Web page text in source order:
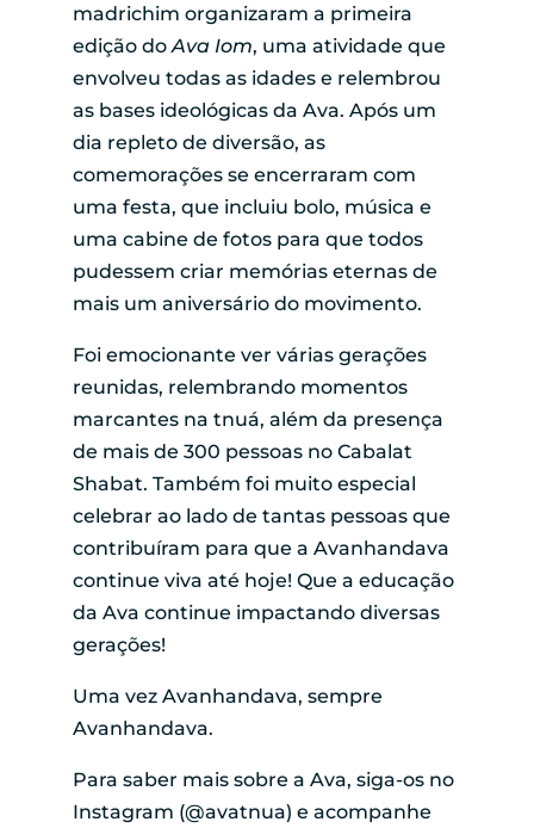
madrichim organizaram a primeira
edição doAva Iom, uma atividade que
envolveu todas as idades e relembrou
as bases ideológicas da Ava. Após um
dia repleto de diversão, as
comemorações se encerraram com
uma festa, que incluiu bolo, música e
uma cabine de fotos para que todos
pudessem criar memórias eternas de
mais um aniversário do movimento.
Foi emocionante ver várias gerações
reunidas, relembrando momentos
marcantes na tnuá, além da presença
de mais de 300 pessoas no Cabalat
Shabat. Também foi muito especial
celebrar ao lado de tantas pessoas que
contribuíram para que a Avanhandava
continue viva até hoje! Que a educação
da Ava continue impactando diversas
gerações!
Uma vez Avanhandava, sempre
Avanhandava.
Para saber mais sobre a Ava, siga-os no
Instagram (@avatnua) e acompanhe